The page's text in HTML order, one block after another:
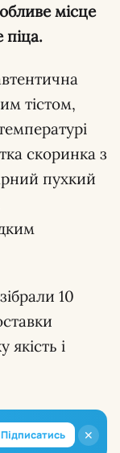
місце
піца.
тістом,
скоринка з
пухкий
зібрали 10
і
✕
Підписатись